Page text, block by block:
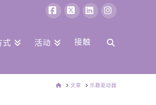
式 活动 接触
家 文章 乐趣驱动器